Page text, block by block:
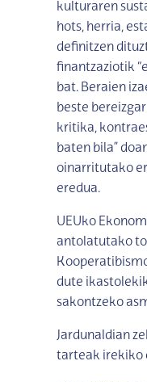
kulturaren
hots, herria,
definitzen
finantzaziotik
bat. Beraien
beste
kritika,
baten bila”
oinarritutako
eredua.
UEUko
antolatutako
dute
sakontzeko
Jardunaldian
tarteak irekiko